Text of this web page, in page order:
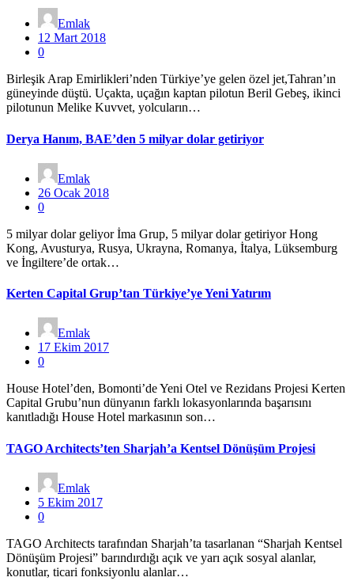
Emlak
12 Mart 2018
0
Birleşik Arap Emirlikleri’nden Türkiye’ye gelen özel jet,Tahran’ın
güneyinde düştü. Uçakta, uçağın kaptan pilotun Beril Gebeş, ikinci
pilotunun Melike Kuvvet, yolcuların…
Derya Hanım, BAE’den 5 milyar dolar getiriyor
Emlak
26 Ocak 2018
0
5 milyar dolar geliyor İma Grup, 5 milyar dolar getiriyor Hong
Kong, Avusturya, Rusya, Ukrayna, Romanya, İtalya, Lüksemburg
ve İngiltere’de ortak…
Kerten Capital Grup’tan Türkiye’ye Yeni Yatırım
Emlak
17 Ekim 2017
0
House Hotel’den, Bomonti’de Yeni Otel ve Rezidans Projesi Kerten
Capital Grubu’nun dünyanın farklı lokasyonlarında başarısını
kanıtladığı House Hotel markasının son…
TAGO Architects’ten Sharjah’a Kentsel Dönüşüm Projesi
Emlak
5 Ekim 2017
0
TAGO Architects tarafından Sharjah’ta tasarlanan “Sharjah Kentsel
Dönüşüm Projesi” barındırdığı açık ve yarı açık sosyal alanlar,
konutlar, ticari fonksiyonlu alanlar…